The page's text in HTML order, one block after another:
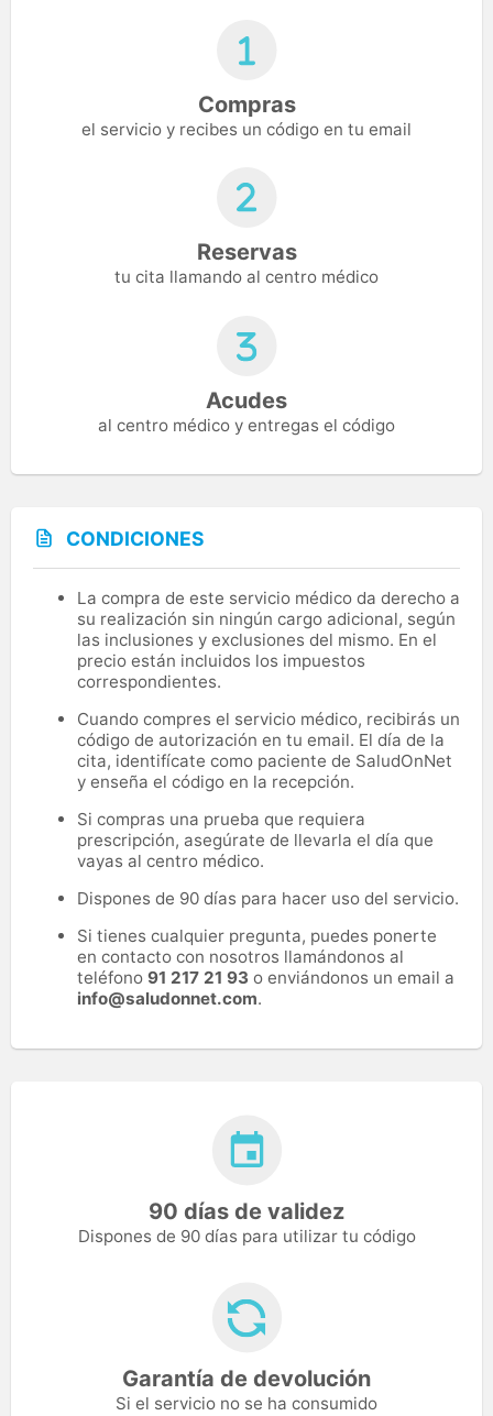
Compras
el servicio y recibes un código en tu email
Reservas
tu cita llamando al centro médico
Acudes
al centro médico y entregas el código
CONDICIONES
La compra de este servicio médico da derecho a
su realización sin ningún cargo adicional, según
las inclusiones y exclusiones del mismo. En el
precio están incluidos los impuestos
correspondientes.
Cuando compres el servicio médico, recibirás un
código de autorización en tu email. El día de la
cita, identifícate como paciente de SaludOnNet
y enseña el código en la recepción.
Si compras una prueba que requiera
prescripción, asegúrate de llevarla el día que
vayas al centro médico.
Dispones de 90 días para hacer uso del servicio.
Si tienes cualquier pregunta, puedes ponerte
en contacto con nosotros llamándonos al
teléfono 91 217 21 93 o enviándonos un email a
info@saludonnet.com.
90 días de validez
Dispones de 90 días para utilizar tu código
Garantía de devolución
Si el servicio no se ha consumido